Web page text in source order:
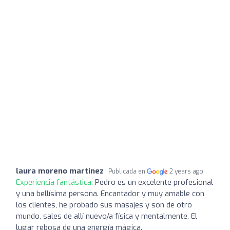
laura moreno martinez Publicada en 2 years ago
Experiencia fantástica: Pedro es un excelente profesional
y una bellísima persona. Encantador y muy amable con
los clientes, he probado sus masajes y son de otro
mundo, sales de allí nuevo/a física y mentalmente. El
lugar rebosa de una energía mágica.